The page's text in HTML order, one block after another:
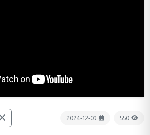
550
2024-12-09